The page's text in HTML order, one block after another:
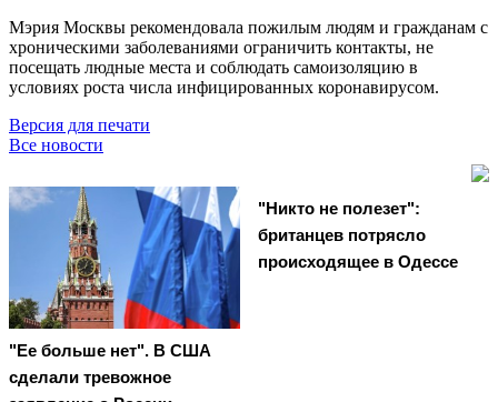
Мэрия Москвы рекомендовала пожилым людям и гражданам с
хроническими заболеваниями ограничить контакты, не
посещать людные места и соблюдать самоизоляцию в
условиях роста числа инфицированных коронавирусом.
Версия для печати
Все новости
"Ее больше нет". В США
сделали тревожное
"Никто не полезет":
британцев потрясло
происходящее в Одессе